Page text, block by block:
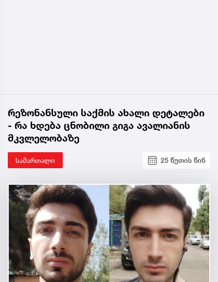
რეზონანსული საქმის ახალი დეტალები
- რა ხდება ცნობილი გიგა ავალიანის
მკვლელობაზე
სამართალი 25 წუთის წინ